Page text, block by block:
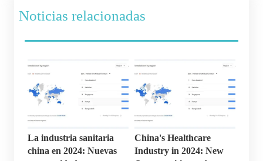
Noticias relacionadas
La industria sanitaria
china en 2024: Nuevas
China's Healthcare
Industry in 2024: New